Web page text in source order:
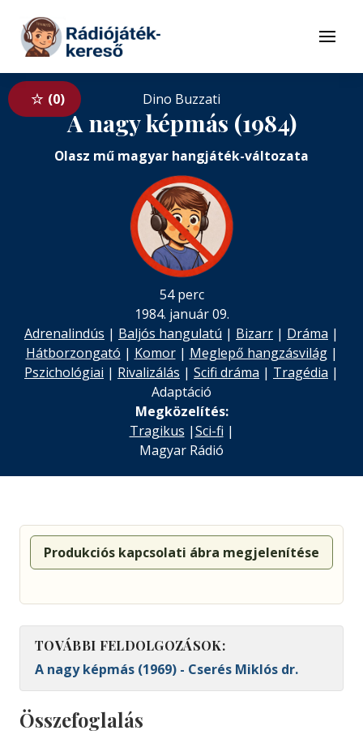
Tovább a tartalomhoz
Menü
0 Dino Buzzati
A nagy képmás (1984)
Olasz mű magyar hangjáték-változata
54 perc
1984. január 09.
Adrenalindús | Baljós hangulatú | Bizarr | Dráma |
Hátborzongató | Komor| Meglepő hangzásvilág|
Pszichológiai | Rivalizálás | Scifi dráma | Tragédia |
Adaptáció
Megközelítés:
Tragikus |Sci-fi |
Magyar Rádió
Produkciós kapcsolati ábra megjelenítése
TOVÁBBI FELDOLGOZÁSOK:
A nagy képmás (1969) - Cserés Miklós dr.
Összefoglalás